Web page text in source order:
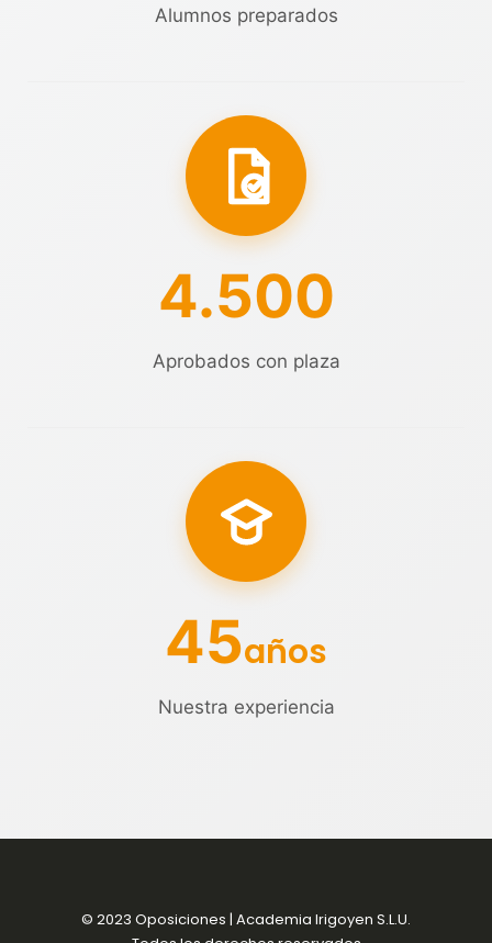
Alumnos preparados
4.500
Aprobados con plaza
45años
Nuestra experiencia
© 2023 Oposiciones | Academia Irigoyen S.L.U.